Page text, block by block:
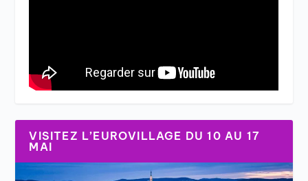
VISITEZ L’EUROVILLAGE DU 10 AU 17
MAI